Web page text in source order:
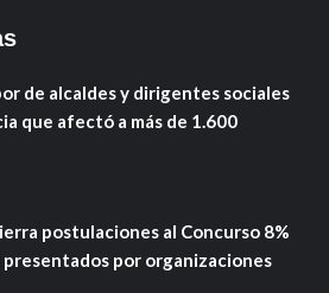
de alcaldes y dirigentes sociales
que afectó a más de 1.600
postulaciones al Concurso 8%
por organizaciones